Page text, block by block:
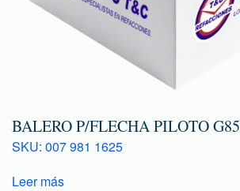
BALERO P/FLECHA PILOTO G85
SKU: 007 981 1625
Leer más